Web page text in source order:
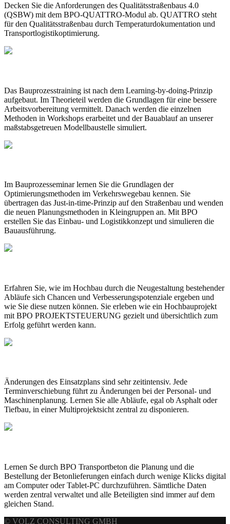
Decken Sie die Anforderungen des Qualitätsstraßenbaus 4.0
(QSBW) mit dem BPO-QUATTRO-Modul ab. QUATTRO steht
für den Qualitätsstraßenbau durch Temperaturdokumentation und
Transportlogistikoptimierung.
Das Bauprozesstraining ist nach dem Learning-by-doing-Prinzip
aufgebaut. Im Theorieteil werden die Grundlagen für eine bessere
Arbeitsvorbereitung vermittelt. Danach werden die einzelnen
Methoden in Workshops erarbeitet und der Bauablauf an unserer
maßstabsgetreuen Modellbaustelle simuliert.
Im Bauprozesseminar lernen Sie die Grundlagen der
Optimierungsmethoden im Verkehrswegebau kennen. Sie
übertragen das Just-in-time-Prinzip auf den Straßenbau und wenden
die neuen Planungsmethoden in Kleingruppen an. Mit BPO
erstellen Sie das Einbau- und Logistikkonzept und simulieren die
Bauausführung.
Erfahren Sie, wie im Hochbau durch die Neugestaltung bestehender
Abläufe sich Chancen und Verbesserungspotenziale ergeben und
wie Sie diese nutzen können. Sie erleben wie ein Hochbauprojekt
mit BPO PROJEKTSTEUERUNG gezielt und übersichtlich zum
Erfolg geführt werden kann.
Änderungen des Einsatzplans sind sehr zeitintensiv. Jede
Terminverschiebung führt zu Änderungen bei der Personal- und
Maschinenplanung. Lernen Sie alle Abläufe, egal ob Asphalt oder
Tiefbau, in einer Multiprojektsicht zentral zu disponieren.
Lernen Se durch BPO Transportbeton die Planung und die
Bestellung der Betonlieferungen einfach durch wenige Klicks digital
am Computer oder Tablet-PC durchzuführen. Sämtliche Daten
werden zentral verwaltet und alle Beteiligten sind immer auf dem
gleichen Stand.
© VOLZ CONSULTING GMBH